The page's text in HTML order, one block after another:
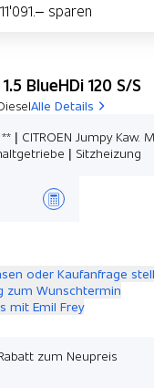
sparen
BlueHDi 120 S/S
Alle Details
| CITROEN Jumpy Kaw.
| Sitzheizung
oder Kaufanfrage
zum Wunschtermin
mit Emil Frey
zum Neupreis